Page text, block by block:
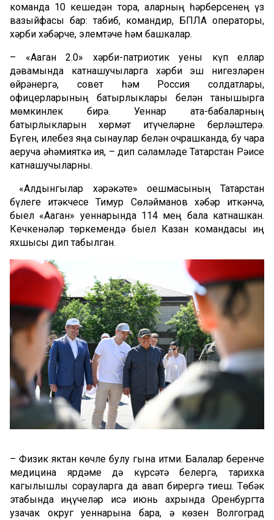
команда 10 кешедән тора, аларның һәрберсенең үз
вазыйфасы бар: табиб, командир, БПЛА операторы,
хәрби хәбәрче, элемтәче һәм башкалар.
– «Аҗаган 2.0» хәрби-патриотик уены күп еллар
дәвамында катнашучыларга хәрби эш нигезләрен
өйрәнергә, совет һәм Россия солдатлары,
офицерларының батырлыклары белән танышырга
мөмкинлек бирә. Уеннар ата-бабаларның
батырлыкларын хөрмәт итүчеләрне берләштерә.
Бүген, илебез яңа сынаулар белән очрашканда, бу чара
аеруча әһәмияткә ия, – дип сәламләде Татарстан Рәисе
катнашучыларны.
«Алдынгылар хәрәкәте» оешмасының Татарстан
бүлеге җитәкчесе Тимур Сөләйманов хәбәр иткәнчә,
быел «Аҗаган» уеннарында 114 мең бала катнашкан.
Кечкенәләр төркемендә быел Казан командасы иң
яхшысы дип табылган.
– Физик яктан көчле булу гына җитми. Балалар беренче
медицина ярдәме дә күрсәтә белергә, тарихка
кагылышлы сорауларга да җавап бирергә тиеш. Төбәк
этабында җиңүчеләр исә июнь ахрында Оренбургта
узачак округ уеннарына бара, ә көзен Волгоград